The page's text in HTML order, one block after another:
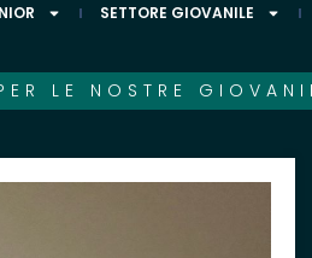
SETTORE GIOVANILE
LE NOSTRE